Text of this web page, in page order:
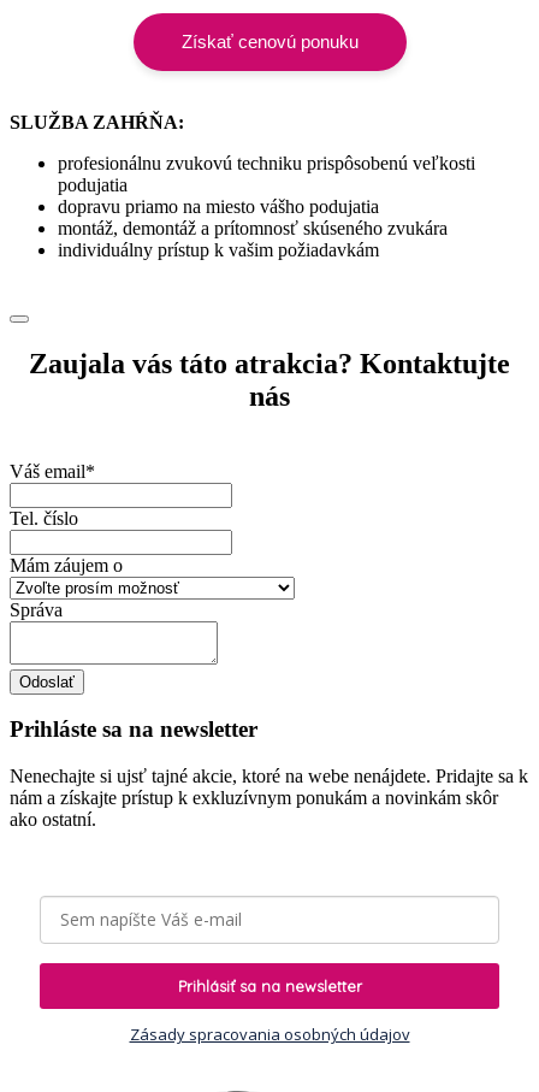
Získať cenovú ponuku
SLUŽBA ZAHŔŇA:
profesionálnu zvukovú techniku prispôsobenú veľkosti
podujatia
dopravu priamo na miesto vášho podujatia
montáž, demontáž a prítomnosť skúseného zvukára
individuálny prístup k vašim požiadavkám
Zaujala vás táto atrakcia? Kontaktujte
nás
Váš email*
Contact
Tel. číslo
Mám záujem o
Správa
Odoslať
Prihláste sa na newsletter
Nenechajte si ujsť tajné akcie, ktoré na webe nenájdete. Pridajte sa k
nám a získajte prístup k exkluzívnym ponukám a novinkám skôr
ako ostatní.
Prihlásiť sa na newsletter
Zásady spracovania osobných údajov